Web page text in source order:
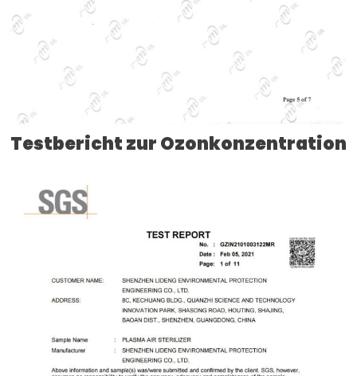
Testbericht zur Ozonkonzentration